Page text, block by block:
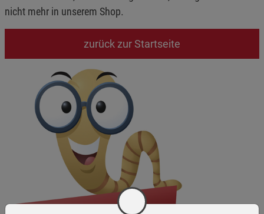
nicht mehr in unserem Shop.
zurück zur Startseite